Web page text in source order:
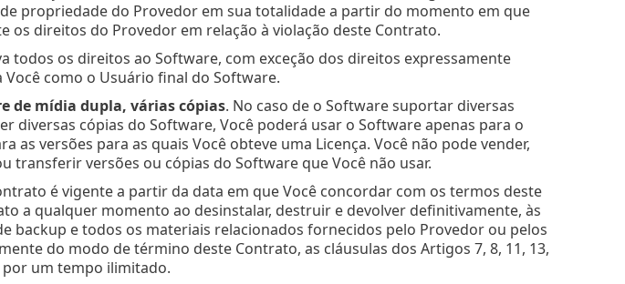
propriedade do Provedor em sua totalidade a partir do momento em que
os direitos do Provedor em relação à violação deste Contrato.
todos os direitos ao Software, com exceção dos direitos expressamente
como o Usuário final do Software.
de mídia dupla, várias cópias. No caso de o Software suportar diversas
diversas cópias do Software, Você poderá usar o Software apenas para o
as versões para as quais Você obteve uma Licença. Você não pode vender,
transferir versões ou cópias do Software que Você não usar.
é vigente a partir da data em que Você concordar com os termos deste
a qualquer momento ao desinstalar, destruir e devolver definitivamente, às
backup e todos os materiais relacionados fornecidos pelo Provedor ou pelos
do modo de término deste Contrato, as cláusulas dos Artigos 7, 8, 11, 13,
por um tempo ilimitado.